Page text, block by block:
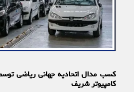
کسب مدال اتحادیه جهانی ریاضی
کامپیوتر شریف